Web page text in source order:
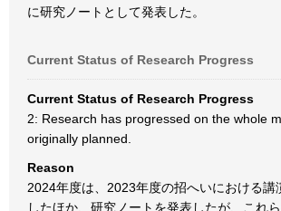
に研究ノートとして発表した。
Current Status of Research Progress
Current Status of Research Progress
2: Research has progressed on the whole
originally planned.
Reason
2024年度は、2023年度の招へいにおける講
したほか、研究ノートを発表したが、これ